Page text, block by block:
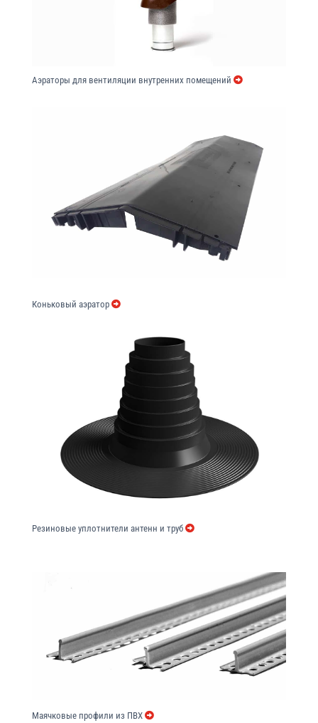
Аэраторы для вентиляции внутренних помещений
Коньковый аэратор
Резиновые уплотнители антенн и труб
Маячковые профили из ПВХ